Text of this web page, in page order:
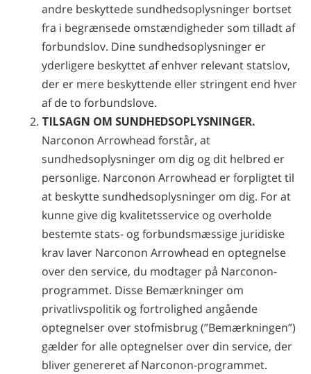
andre beskyttede sundhedsoplysninger bortset
fra i begrænsede omstændigheder som tilladt af
forbundslov. Dine sundhedsoplysninger er
yderligere beskyttet af enhver relevant statslov,
der er mere beskyttende eller stringent end hver
af de to forbundslove.
TILSAGN OM SUNDHEDSOPLYSNINGER.
Narconon Arrowhead forstår, at
sundhedsoplysninger om dig og dit helbred er
personlige. Narconon Arrowhead er forpligtet til
at beskytte sundhedsoplysninger om dig. For at
kunne give dig kvalitetsservice og overholde
bestemte stats- og forbundsmæssige juridiske
krav laver Narconon Arrowhead en optegnelse
over den service, du modtager på Narconon-
programmet. Disse Bemærkninger om
privatlivspolitik og fortrolighed angående
optegnelser over stofmisbrug (”Bemærkningen”)
gælder for alle optegnelser over din service, der
bliver genereret af Narconon-programmet.